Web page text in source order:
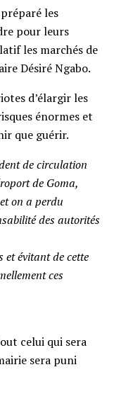
les
pour leurs
les marchés de
Désiré Ngabo.
d’élargir les
énormes et
que guérir.
de circulation
de Goma,
on a perdu
des autorités
et évitant de cette
ces
celui qui sera
sera puni